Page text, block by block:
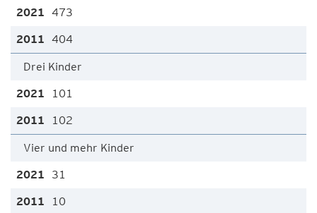
473
404
Drei Kinder
101
102
Vier und mehr Kinder
31
10